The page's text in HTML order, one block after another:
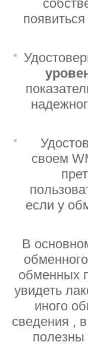
своем
если у
В
обменных
увидеть
иного
сведения ,